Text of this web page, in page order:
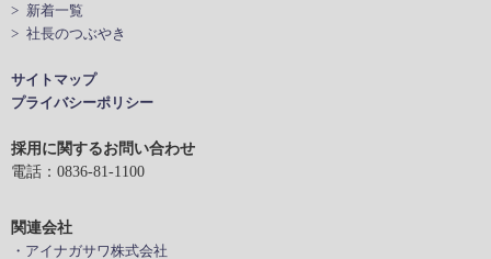
> 新着一覧
> 社長のつぶやき
サイトマップ
プライバシーポリシー
採用に関するお問い合わせ
電話：0836-81-1100
関連会社
・アイナガサワ株式会社